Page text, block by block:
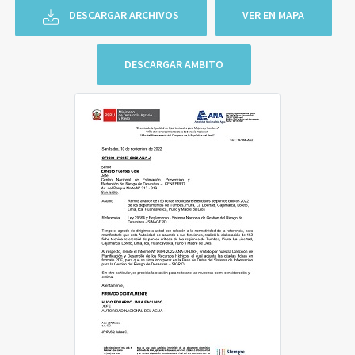
DESCARGAR ARCHIVOS VER EN MAPA
DESCARGAR AMBITO